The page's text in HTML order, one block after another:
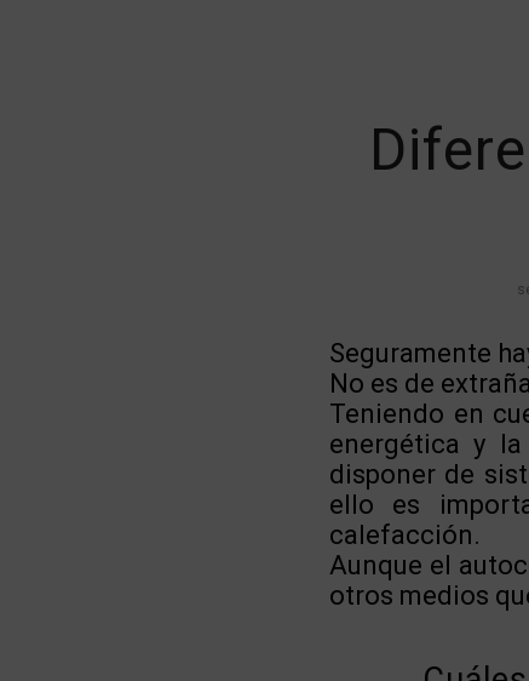
Seguramente
No es de
Teniendo en
energética y
disponer de
ello es
calefacción.
Aunque el
otros medios